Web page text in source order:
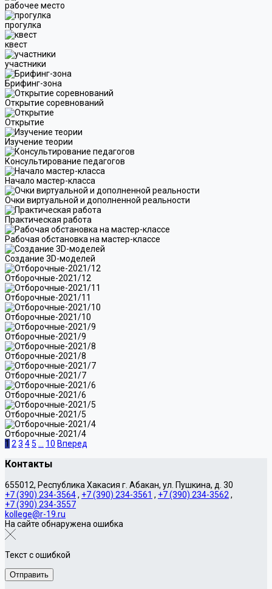
рабочее место
прогулка
квест
участники
Брифинг-зона
Открытие соревнований
Открытие
Изучение теории
Консультирование педагогов
Начало мастер-класса
Очки виртуальной и дополненной реальности
Практическая работа
Рабочая обстановка на мастер-классе
Создание 3D-моделей
Отборочные-2021/12
Отборочные-2021/11
Отборочные-2021/10
Отборочные-2021/9
Отборочные-2021/8
Отборочные-2021/7
Отборочные-2021/6
Отборочные-2021/5
Отборочные-2021/4
1 2 3 45 10 Вперед
Контакты
655012, Республика Хакасия г. Абакан, ул. Пушкина, д. 30
+7 (390) 234-3564, +7 (390) 234-3561 , +7 (390) 234-3562 ,
+7 (390) 234-3557
kollege@r-19.ru
На сайте обнаружена ошибка
Текст с ошибкой